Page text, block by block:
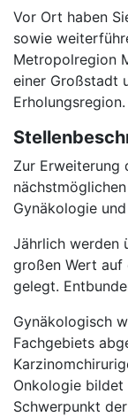
Vor Ort haben
sowie
Metropolregion
einer Großstadt
Erholungsregion.
Zur Erweiterung
Gynäkologie
Jährlich werden
großen Wert auf
gelegt.
Gynäkologisch
Fachgebiets
Onkologie
Schwerpunkt